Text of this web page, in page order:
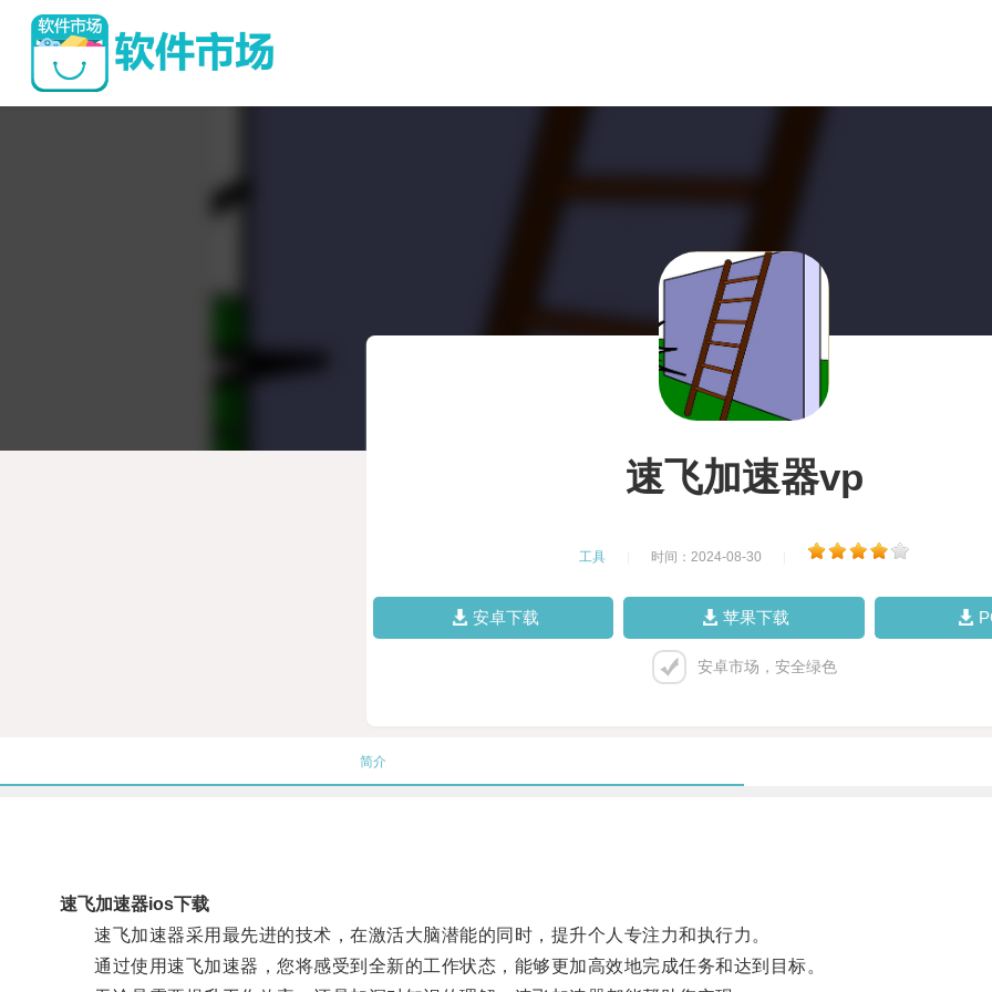
速飞加速器vp
工具 时间：2024-08-30
安卓下载 苹果下载
安卓市场，安全绿色
简介
速飞加速器ios下载
速飞加速器采用最先进的技术，在激活大脑潜能的同时，提升个人专注力和执行力。
通过使用速飞加速器，您将感受到全新的工作状态，能够更加高效地完成任务和达到目标。